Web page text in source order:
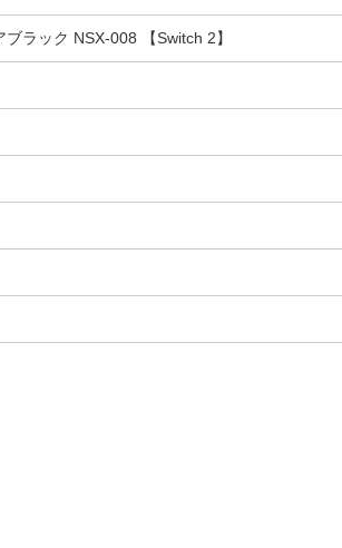
ラック NSX-008 【Switch 2】